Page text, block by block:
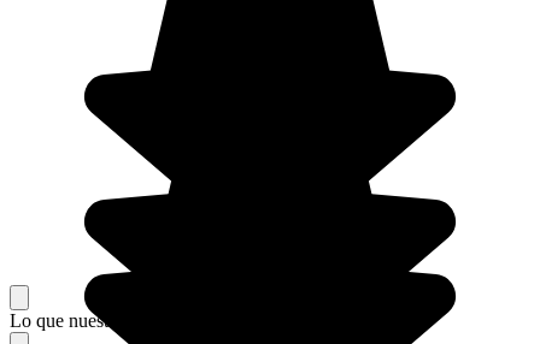
Lo que nuestros viajeros piensan de su estancia